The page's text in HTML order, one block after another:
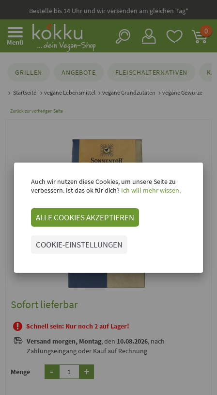
Bestelle bis 14 Uhr und wir versenden am gleichen Tag*
Menü
0
GRILLEN ANGEBOTE FLEISCHALTERNATIVEN
Startseite vegane Lebensmittel vegane Grundzutaten vegane Gewürze
Zurück zur vorherigen Seite
Sofort lieferbar
Schnell sein: Nur noch 2 auf Lager!
Versand morgen, Montag, den 10.08.2026, nach
Zahlungseingang oder Kauf auf Rechnung
Menge - +
Auch wir nutzen diese Cookies, um unsere Seite zu
verbessern. Ist das ok für dich? Ich will mehr wissen.
ALLE COOKIES AKZEPTIEREN
COOKIE-EINSTELLUNGEN